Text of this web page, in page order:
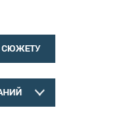
СЮЖЕТУ